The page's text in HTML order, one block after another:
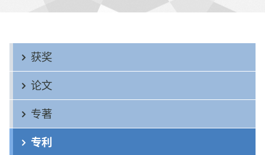
获奖
论文
专著
专利